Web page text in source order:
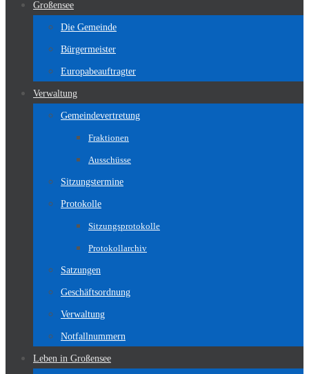
Großensee
Die Gemeinde
Bürgermeister
Europabeauftragter
Verwaltung
Gemeindevertretung
Fraktionen
Ausschüsse
Sitzungstermine
Protokolle
Sitzungsprotokolle
Protokollarchiv
Satzungen
Geschäftsordnung
Verwaltung
Notfallnummern
Leben in Großensee